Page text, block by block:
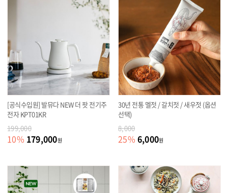
[공식수입원] 발뮤다 NEW 더 팟 전기주
전자 KPT01KR
199,000
10% 179,000원
30년 전통 멜젓 / 갈치젓 / 새우젓 (옵션
선택)
8,000
25% 6,000원